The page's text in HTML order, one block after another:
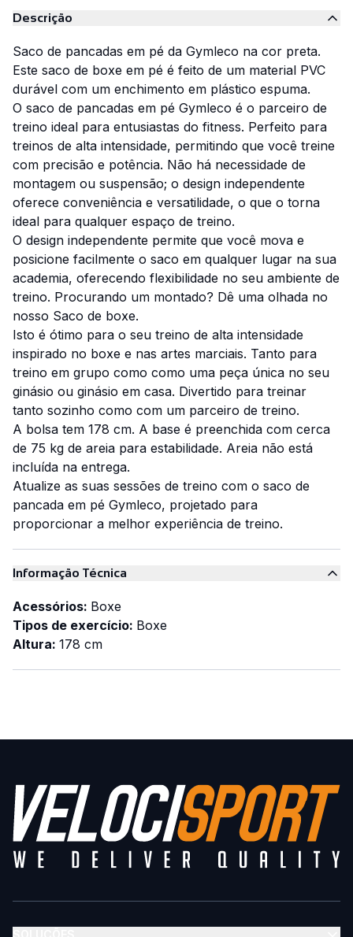
Descrição
Saco de pancadas em pé da Gymleco na cor preta.
Este saco de boxe em pé é feito de um material PVC
durável com um enchimento em plástico espuma.
O saco de pancadas em pé Gymleco é o parceiro de
treino ideal para entusiastas do fitness. Perfeito para
treinos de alta intensidade, permitindo que você treine
com precisão e potência. Não há necessidade de
montagem ou suspensão; o design independente
oferece conveniência e versatilidade, o que o torna
ideal para qualquer espaço de treino.
O design independente permite que você mova e
posicione facilmente o saco em qualquer lugar na sua
academia, oferecendo flexibilidade no seu ambiente de
treino. Procurando um montado? Dê uma olhada no
nosso Saco de boxe.
Isto é ótimo para o seu treino de alta intensidade
inspirado no boxe e nas artes marciais. Tanto para
treino em grupo como como uma peça única no seu
ginásio ou ginásio em casa. Divertido para treinar
tanto sozinho como com um parceiro de treino.
A bolsa tem 178 cm. A base é preenchida com cerca
de 75 kg de areia para estabilidade. Areia não está
incluída na entrega.
Atualize as suas sessões de treino com o saco de
pancada em pé Gymleco, projetado para
proporcionar a melhor experiência de treino.
Informação Técnica
Acessórios: Boxe
Tipos de exercício: Boxe
Altura: 178 cm